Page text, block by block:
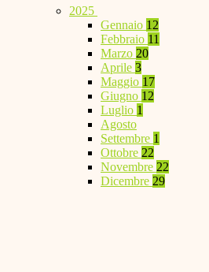
2025
Gennaio 12
Febbraio 11
Marzo 20
Aprile 3
Maggio 17
Giugno 12
Luglio 1
Agosto
Settembre 1
Ottobre 22
Novembre 22
Dicembre 29